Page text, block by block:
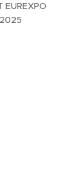
EUREXPO